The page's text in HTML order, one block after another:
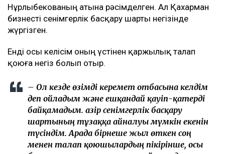
Нұрлыбекованың атына рәсімделген. Ал Қахарман
бизнесті сенімгерлік басқару шарты негізінде
жүргізген.
Енді осы келісім оның үстінен қаржылық талап
қоюға негіз болып отыр.
– Ол кезде өзімді керемет отбасына келдім
деп ойладым және ешқандай қауіп-қатерді
байқамадым. Қазір сенімгерлік басқару
шартының тұзаққа айналуы мүмкін екенін
түсіндім. Арада бірнеше жыл өткен соң
менен талап қоюшылардың пікірінше, осы